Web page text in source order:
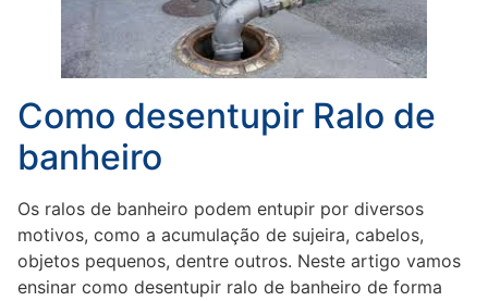
Como desentupir Ralo de
banheiro
Os ralos de banheiro podem entupir por diversos
motivos, como a acumulação de sujeira, cabelos,
objetos pequenos, dentre outros. Neste artigo vamos
ensinar como desentupir ralo de banheiro de forma